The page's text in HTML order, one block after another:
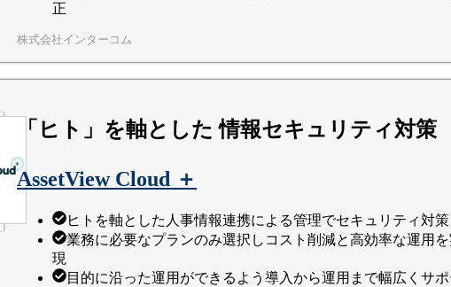
正
株式会社インターコム
「ヒト」を軸とした 情報セキュリティ対策
AssetView Cloud ＋
ヒトを軸とした人事情報連携による管理でセキュリティ対策
業務に必要なプランのみ選択しコスト削減と高効率な運用を
現
目的に沿った運用ができるよう導入から運用まで幅広くサポ